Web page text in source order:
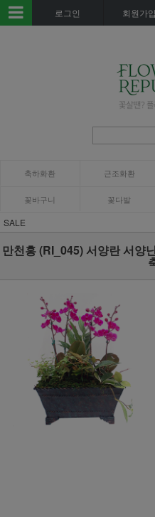
로그인 회원가입
축하화환 근조화환
꽃바구니 꽃다발
SALE
만천홍 (RI_045) 서양란 서양